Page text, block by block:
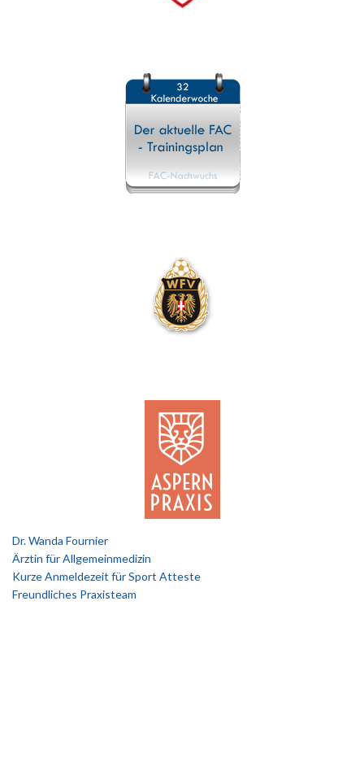
Dr. Wanda Fournier
Ärztin für Allgemeinmedizin
Kurze Anmeldezeit für Sport Atteste
Freundliches Praxisteam